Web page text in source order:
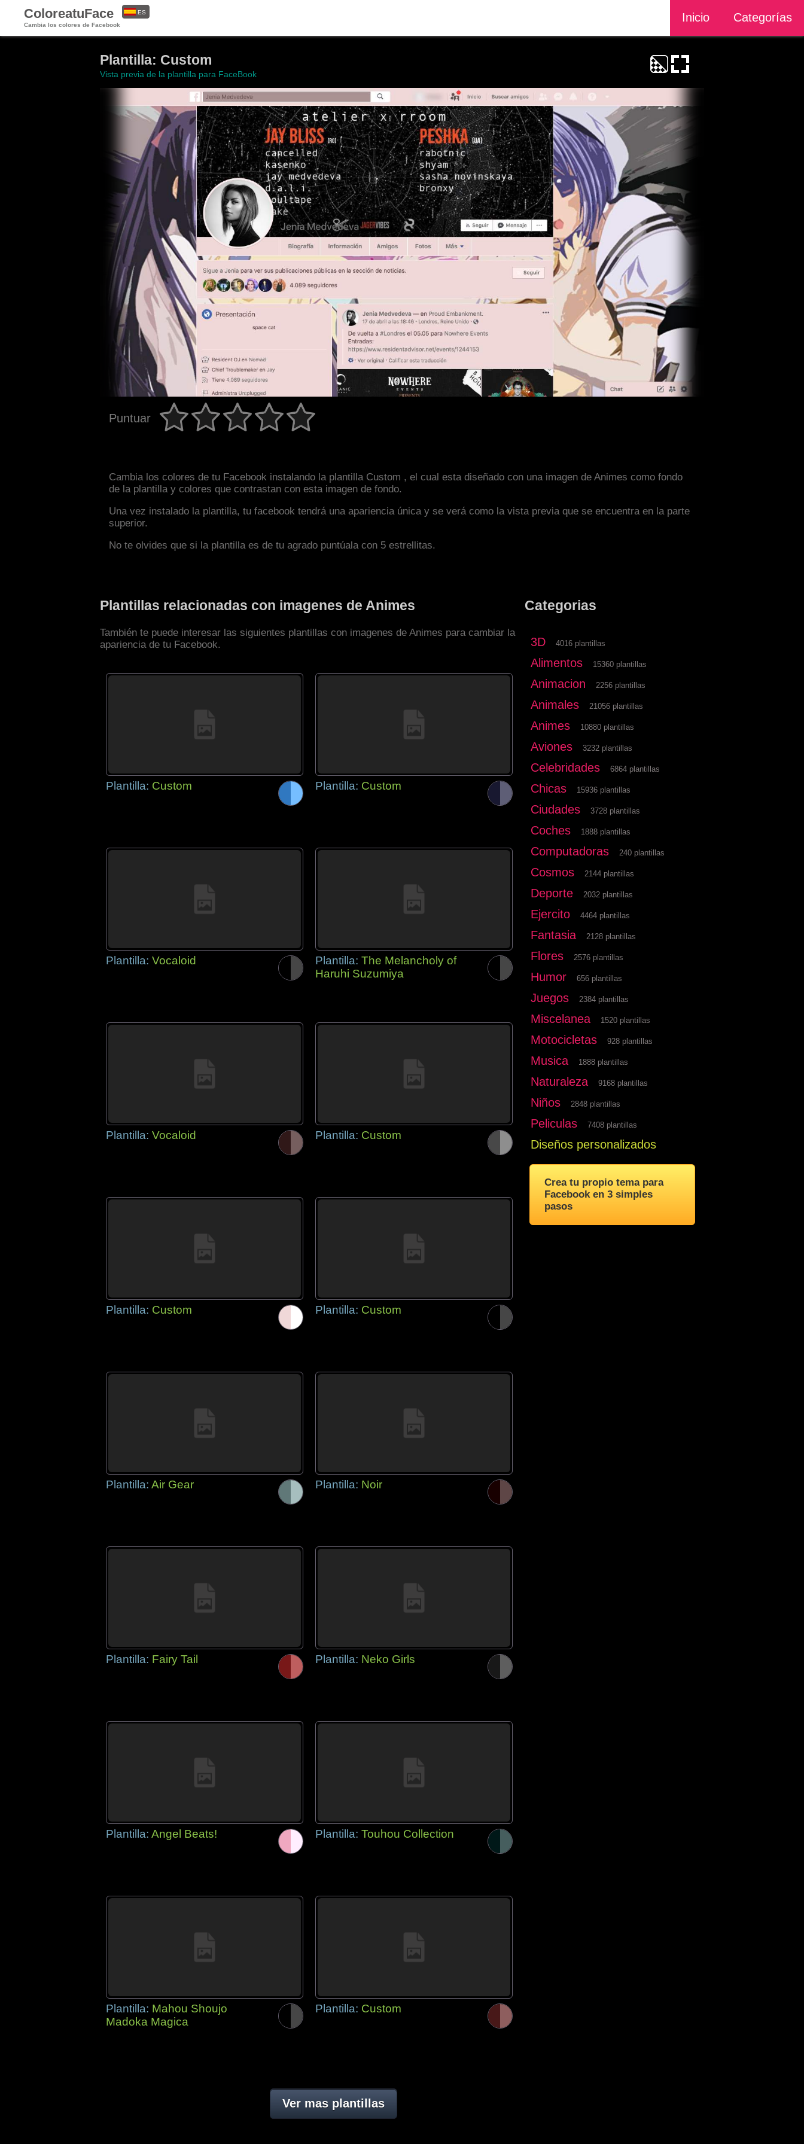
ColoreatuFace
Cambia los colores de Facebook
Inicio Categorías
ES
Plantilla: Custom
Vista previa de la plantilla para FaceBook
Puntuar
Cambia los colores de tu Facebook instalando la plantilla Custom , el cual esta diseñado con una imagen de Animes como fondo
de la plantilla y colores que contrastan con esta imagen de fondo.
Una vez instalado la plantilla, tu facebook tendrá una apariencia única y se verá como la vista previa que se encuentra en la parte
superior.
No te olvides que si la plantilla es de tu agrado puntúala con 5 estrellitas.
Plantillas relacionadas con imagenes de Animes
También te puede interesar las siguientes plantillas con imagenes de Animes para cambiar la
apariencia de tu Facebook.
Plantilla: Custom Plantilla: Custom
Plantilla: Vocaloid Plantilla: The Melancholy of
Haruhi Suzumiya
Plantilla: Vocaloid Plantilla: Custom
Plantilla: Custom Plantilla: Custom
Plantilla: Air Gear Plantilla: Noir
Plantilla: Fairy Tail Plantilla: Neko Girls
Plantilla: Angel Beats! Plantilla: Touhou Collection
Plantilla: Mahou Shoujo
Madoka Magica
Plantilla: Custom
Ver mas plantillas
Categorias
3D 4016 plantillas
Alimentos 15360 plantillas
Animacion 2256 plantillas
Animales 21056 plantillas
Animes 10880 plantillas
Aviones 3232 plantillas
Celebridades 6864 plantillas
Chicas 15936 plantillas
Ciudades 3728 plantillas
Coches 1888 plantillas
Computadoras 240 plantillas
Cosmos 2144 plantillas
Deporte 2032 plantillas
Ejercito 4464 plantillas
Fantasia 2128 plantillas
Flores 2576 plantillas
Humor 656 plantillas
Juegos 2384 plantillas
Miscelanea 1520 plantillas
Motocicletas 928 plantillas
Musica 1888 plantillas
Naturaleza 9168 plantillas
Niños 2848 plantillas
Peliculas 7408 plantillas
Diseños personalizados
Crea tu propio tema para
Facebook en 3 simples
pasos